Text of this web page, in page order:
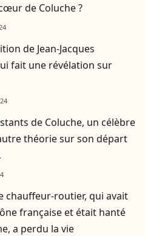
de Coluche ?
de Jean-Jacques
fait une révélation sur
de Coluche, un célèbre
théorie sur son départ
chauffeur-routier, qui avait
française et était hanté
a perdu la vie